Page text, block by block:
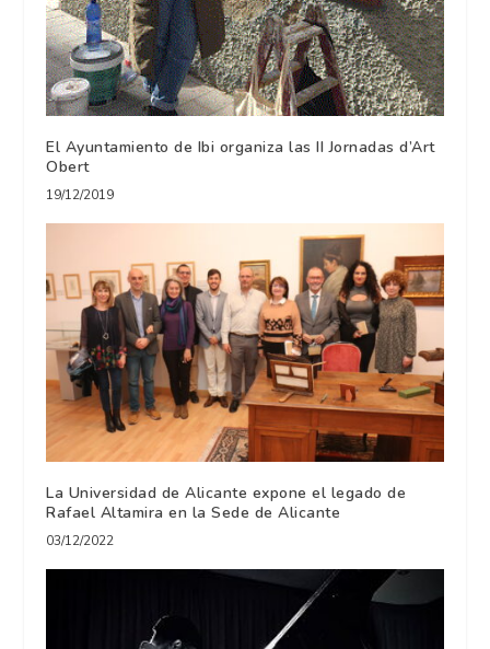
El Ayuntamiento de Ibi organiza las II Jornadas d’Art
Obert
19/12/2019
La Universidad de Alicante expone el legado de
Rafael Altamira en la Sede de Alicante
03/12/2022